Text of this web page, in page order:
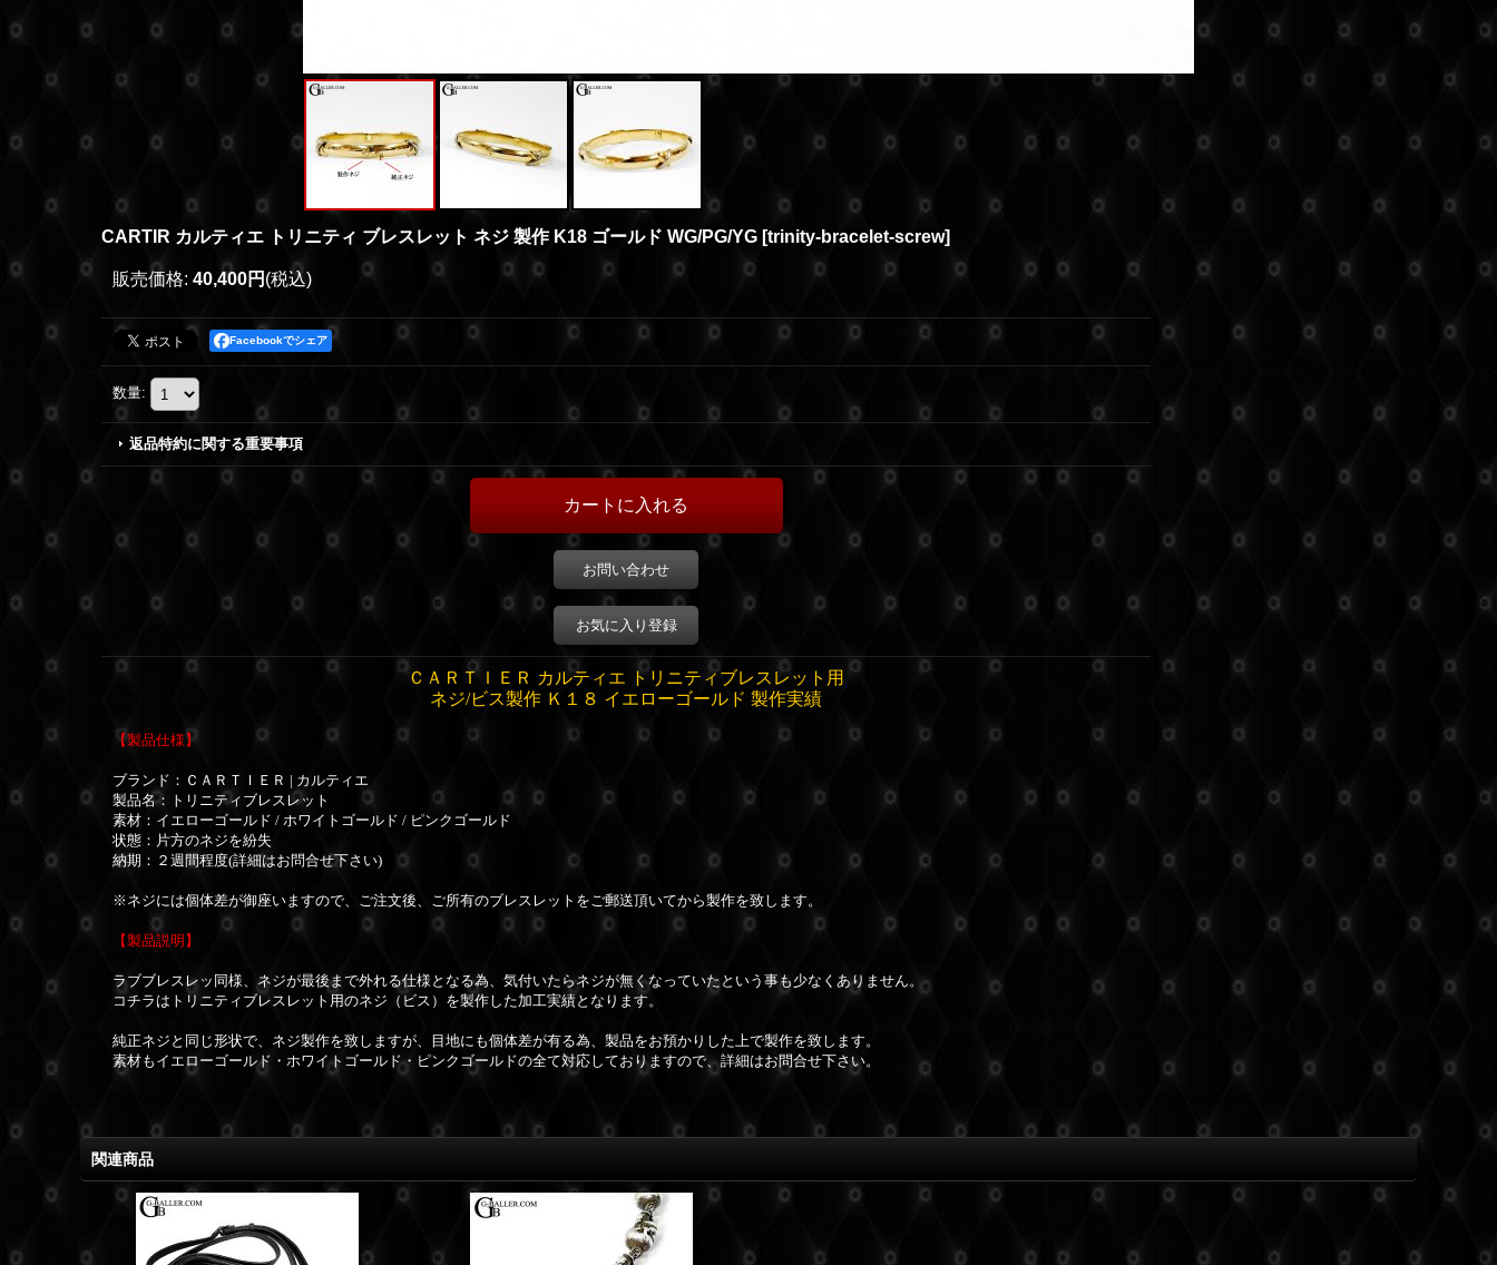
CARTIR カルティエ トリニティ ブレスレット ネジ 製作 K18 ゴールド WG/PG/YG [trinity-bracelet-screw]
販売価格: 40,400円 (税込)
Facebookでシェア
数量:
返品特約に関する重要事項
お問い合わせ
お気に入り登録
ＣＡＲＴＩＥＲ カルティエ トリニティブレスレット用
ネジ/ビス製作 Ｋ１８ イエローゴールド 製作実績
【製品仕様】
ブランド：ＣＡＲＴＩＥＲ | カルティエ
製品名：トリニティブレスレット
素材：イエローゴールド / ホワイトゴールド / ピンクゴールド
状態：片方のネジを紛失
納期：２週間程度(詳細はお問合せ下さい)
※ネジには個体差が御座いますので、 ご注文後、ご所有のブレスレットをご郵送頂いてから製作を致します。
【製品説明】
ラブブレスレッ同様、ネジが最後まで外れる仕様となる為、気付いたらネジが無くなっていたという事も少なくありません。
コチラはトリニティブレスレット用のネジ（ビス）を製作した加工実績となります。
純正ネジと同じ形状で、ネジ製作を致しますが、目地にも個体差が有る為、製品をお預かりした上で製作を致します。
素材もイエローゴールド・ホワイトゴールド・ピンクゴールドの全て対応しておりますので、詳細はお問合せ下さい。
関連商品